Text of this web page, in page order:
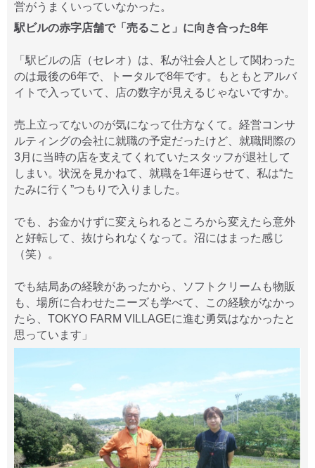
営がうまくいっていなかった。
駅ビルの赤字店舗で「売ること」に向き合った8年
「駅ビルの店（セレオ）は、私が社会人として関わった
のは最後の6年で、トータルで8年です。もともとアルバ
イトで入っていて、店の数字が見えるじゃないですか。
売上立ってないのが気になって仕方なくて。経営コンサ
ルティングの会社に就職の予定だったけど、就職間際の
3月に当時の店を支えてくれていたスタッフが退社して
しまい。状況を見かねて、就職を1年遅らせて、私は“た
たみに行く”つもりで入りました。
でも、お金かけずに変えられるところから変えたら意外
と好転して、抜けられなくなって。沼にはまった感じ
（笑）。
でも結局あの経験があったから、ソフトクリームも物販
も、場所に合わせたニーズも学べて、この経験がなかっ
たら、TOKYO FARM VILLAGEに進む勇気はなかったと
思っています」